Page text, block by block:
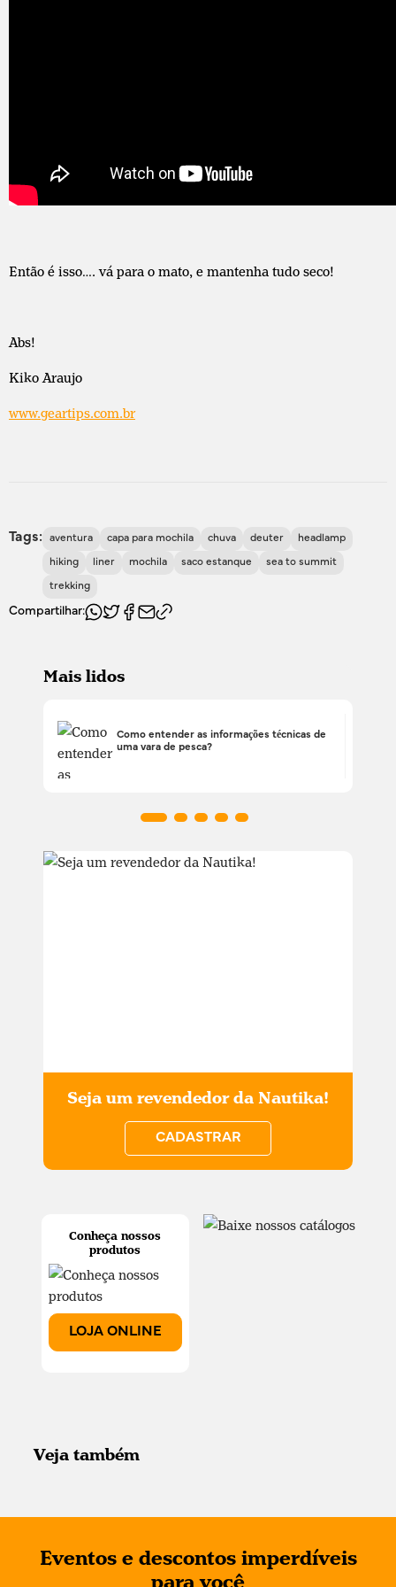
Então é isso…. vá para o mato, e mantenha tudo seco!
Abs!
Kiko Araujo
www.geartips.com.br
Tags: aventura capa para mochila chuva deuter headlamp
hiking liner mochila saco estanque sea to summit
trekking
Compartilhar:
Mais lidos
Como entender as informações técnicas de
uma vara de pesca?
Conheça nossos
produtos
LOJA ONLINE
Seja um revendedor da Nautika!
CADASTRAR
Veja também
Eventos e descontos imperdíveis
para você